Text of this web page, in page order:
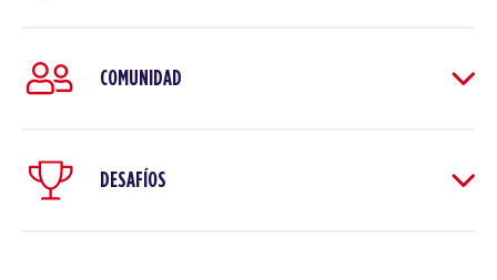
COMUNIDAD
DESAFÍOS